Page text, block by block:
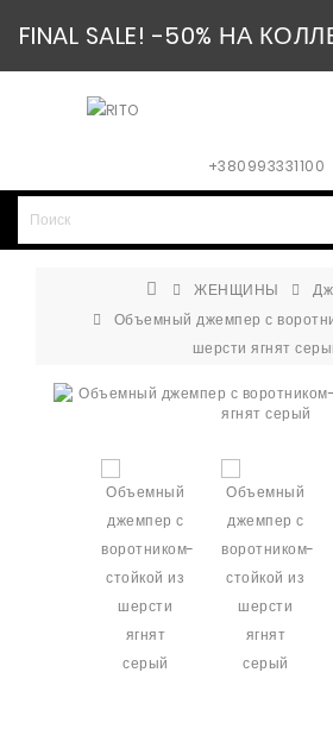
FINAL SALE! -50% НА
+380993331100
ЖЕНЩИНЫ
Объемный джемпер с
шерсти ягнят